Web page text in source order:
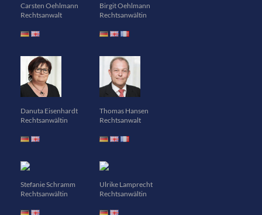
Carsten Oehlmann
Rechtsanwalt
Birgit Oehlmann
Rechtsanwältin
Danuta Eisenhardt
Rechtsanwältin
Thomas Hansen
Rechtsanwalt
Stefanie Schramm
Rechtsanwältin
Ulrike Lamprecht
Rechtsanwältin